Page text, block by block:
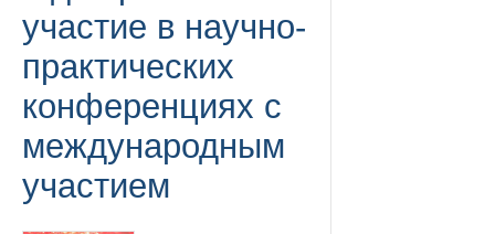
участие в научно-
практических
конференциях с
международным
участием